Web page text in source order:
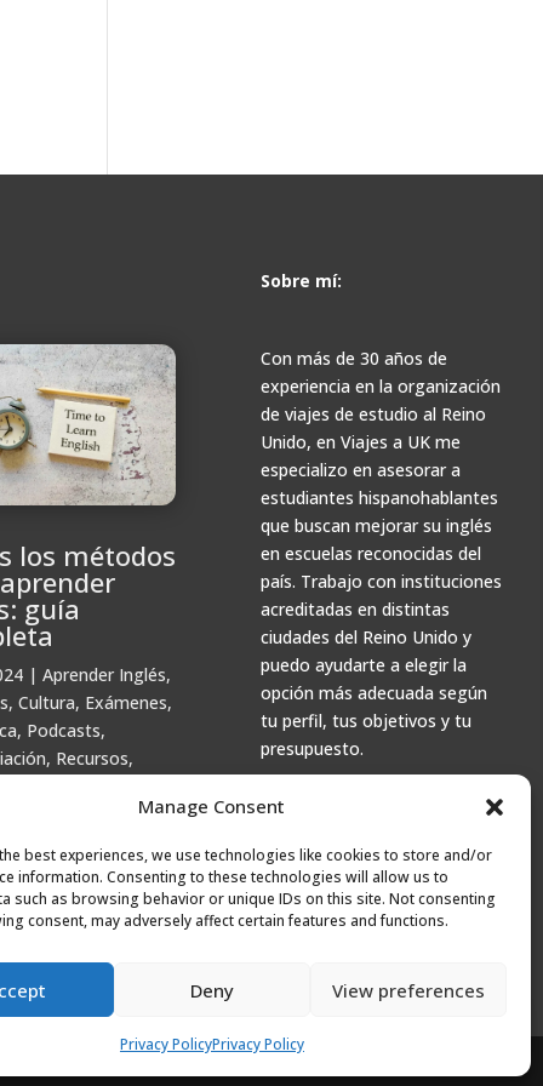
Manage Consent
best experiences, we use technologies like cookies to store and/or
information. Consenting to these technologies will allow us to
such as browsing behavior or unique IDs on this site. Not consenting
consent, may adversely affect certain features and functions.
Deny View preferences
Privacy PolicyPrivacy Policy
los métodos
guía
| Aprender Inglés,
, Cultura, Exámenes,
, Podcasts,
, Recursos,
más antiguas
Sobre mí:
Con más de 30 años de
experiencia en la organización
de viajes de estudio al Reino
Unido, en Viajes a UK me
especializo en asesorar a
estudiantes hispanohablantes
que buscan mejorar su inglés
en escuelas reconocidas del
país. Trabajo con instituciones
acreditadas en distintas
ciudades del Reino Unido y
puedo ayudarte a elegir la
opción más adecuada según
tu perfil, tus objetivos y tu
presupuesto.